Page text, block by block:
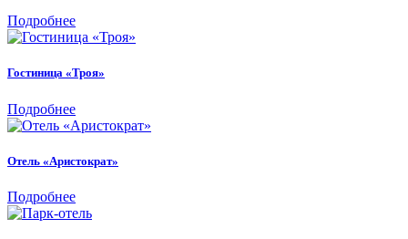
Подробнее
Гостиница «Троя»
Подробнее
Отель «Аристократ»
Подробнее